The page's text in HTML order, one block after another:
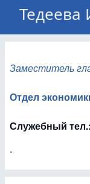
Тедеева
Заместитель
Отдел
Служебный тел.:
.